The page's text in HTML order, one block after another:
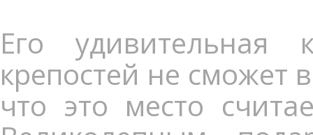
Его удивительная
крепостей не сможет
что это место